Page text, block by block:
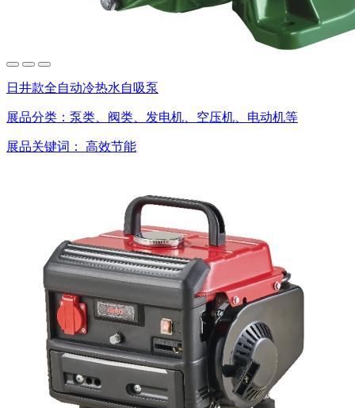
日井款全自动冷热水自吸泵
展品分类： 泵类、阀类、发电机、空压机、电动机等
展品关键词： 高效节能